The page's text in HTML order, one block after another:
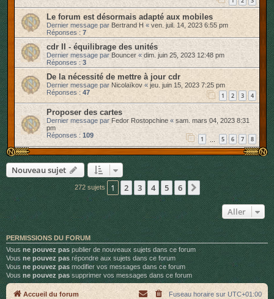
Le forum est désormais adapté aux mobiles
Dernier message par Bertrand H « ven. juil. 14, 2023 6:55 pm
Réponses : 7
cdr II - équilibrage des unités
Dernier message parBouncer «dim. juin 25, 2023 12:48 pm
Réponses : 3
De la nécessité de mettre à jour cdr
Dernier message par Nicolaïkov « jeu. juin 15, 2023 7:25 pm
Réponses : 47 1 2 3 4
Proposer des cartes
Dernier message par Fedor Rostopchine « sam. mars 04, 2023 8:31
pm
Réponses : 109 1 … 5 6 7 8
Nouveau sujet
272 sujets 1 2 3 4 5 6 Suivant
Aller
PERMISSIONS DU FORUM
Vousne pouvez pas publier de nouveaux sujets dans ce forum
Vous ne pouvez pasrépondre aux sujets dans ce forum
Vousne pouvez pas modifier vos messages dans ce forum
Vousne pouvez pas supprimer vos messages dans ce forum
Accueil du forum Fuseau horaire sur UTC+01:00